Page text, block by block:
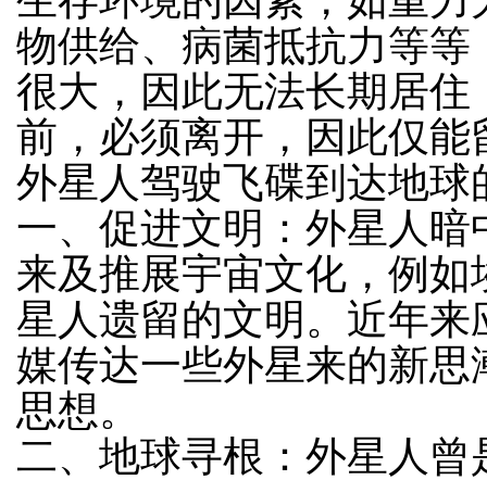
物供给、病菌抵抗力等
很大，因此无法长期居
前，必须离开，因此仅能
外星人驾驶飞碟到达地
一、促进文明：外星人
来及推展宇宙文化，例
星人遗留的文明。近年
媒传达一些外星来的新思
思想。
二、地球寻根：外星人